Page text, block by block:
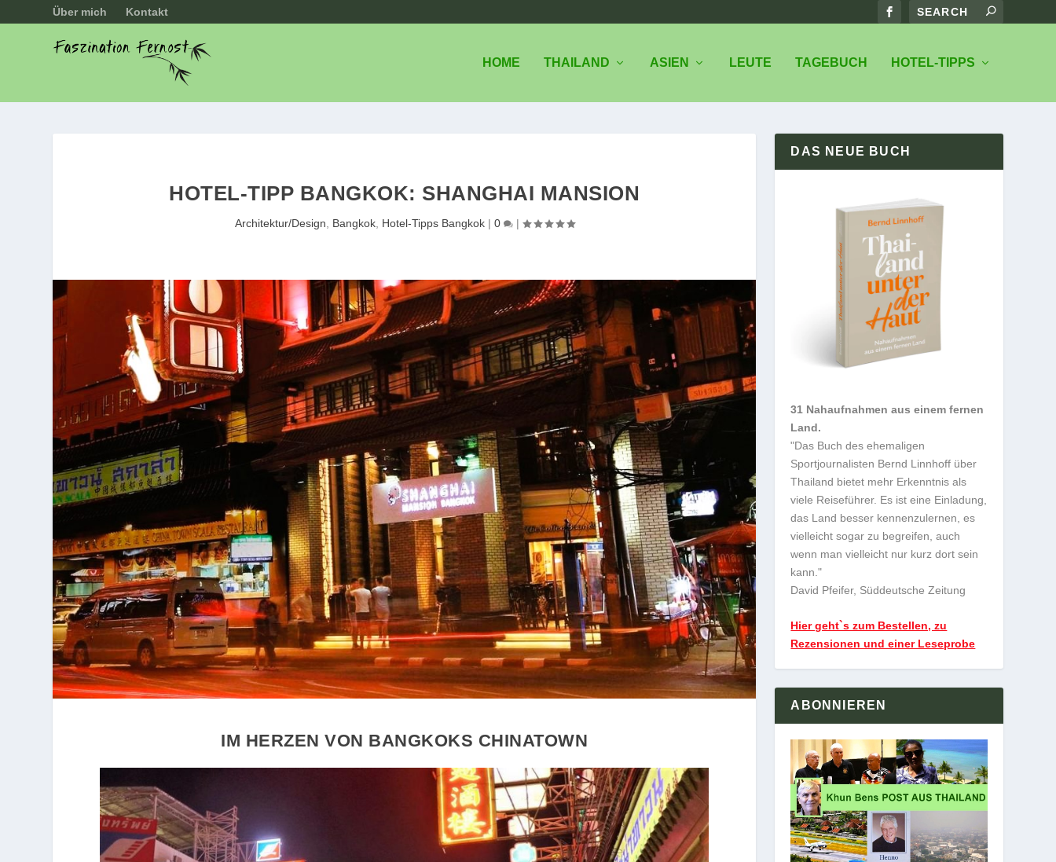
Über mich Kontakt
HOME THAILAND ASIEN LEUTE TAGEBUCH HOTEL-TIPPS
HOTEL-TIPP BANGKOK: SHANGHAI MANSION
Architektur/Design Bangkok, Hotel-Tipps Bangkok| 0 |
IM HERZEN VON BANGKOKS CHINATOWN
DAS NEUE BUCH
31 Nahaufnahmen aus einem fernen
Land.
"Das Buch des ehemaligen
Sportjournalisten Bernd Linnhoff über
Thailand bietet mehr Erkenntnis als
viele Reiseführer. Es ist eine Einladung,
das Land besser kennenzulernen, es
vielleicht sogar zu begreifen, auch
wenn man vielleicht nur kurz dort sein
kann."
David Pfeifer, Süddeutsche Zeitung
Hier geht`s zum Bestellen, zu
Rezensionen und einer Leseprobe
ABONNIEREN